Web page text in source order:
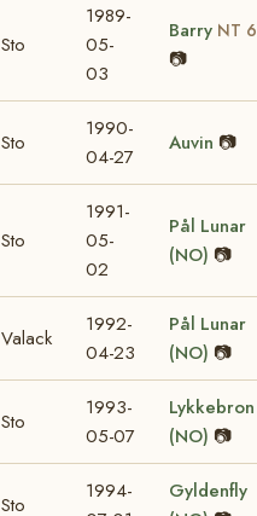
Sto
1989-
05-
03
Barry NT
📷
Sto
1990-
04-27
Auvin 📷
Sto
1991-
05-
02
Pål Lunar
(NO) 📷
Valack
1992-
04-23
Pål Lunar
(NO) 📷
Sto
1993-
05-07
Lykkebron
(NO) 📷
Sto
1994-
Gyldenfly